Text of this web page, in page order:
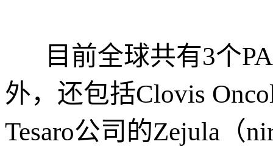
目前全球共有3个
外，还包括Clovis
Tesaro公司的Zejula（